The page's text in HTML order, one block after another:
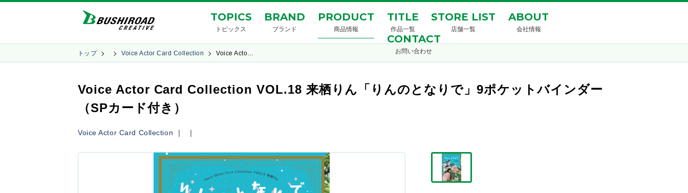
TOPICS
トピックス
BRAND
ブランド
PRODUCT
商品情報
TITLE
作品一覧
STORE LIST
店舗一覧
ABOUT
会社情報
CONTACT
お問い合わせ
トップ Voice Actor Card Collection Voice Acto…
Voice Actor Card Collection VOL.18 来栖りん「りんのとなりで」9ポケットバインダー
（SPカード付き）
Voice Actor Card Collection ｜ ｜